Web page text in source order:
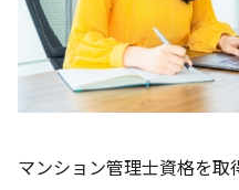
マンション管理士資格を